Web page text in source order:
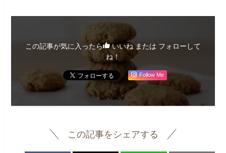
この記事が気に入ったら
いいね または フォローして
ね！
Follow Me
この記事をシェアする